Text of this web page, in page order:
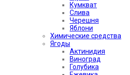
Кумкват
Слива
Черешня
Яблони
Химические средства
Ягоды
Актинидия
Виноград
Голубика